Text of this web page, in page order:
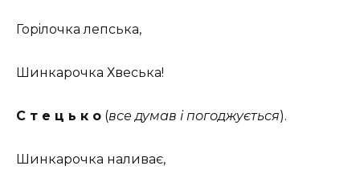
Горiлочка лепська,
Шинкарочка Хвеська!
С т е ц ь к о (все думав і погоджується).
Шинкарочка наливає,